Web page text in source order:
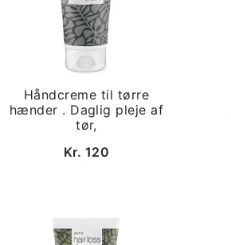
Håndcreme til tørre
hænder . Daglig pleje af
tør,
Kr. 120